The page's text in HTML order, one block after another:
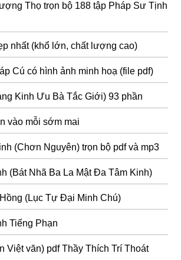
Thọ trọn bộ 188 tập Pháp Sư Tịnh
nhất (khổ lớn, chất lượng cao)
Cú có hình ảnh minh hoạ (file pdf)
Kinh Ưu Bà Tắc Giới) 93 phần
vào mỗi sớm mai
(Chơn Nguyên) trọn bộ pdf và mp3
(Bát Nhã Ba La Mật Đa Tâm Kinh)
(Lục Tự Đại Minh Chú)
Tiếng Phạn
Việt văn) pdf Thầy Thích Trí Thoát